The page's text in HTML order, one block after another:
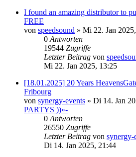
I found an amazing distributor to
FREE
von speedsound » Mi 22. Jan
0 Antworten
19544 Zugriffe
Letzter Beitrag von
Mi 22. Jan 2025, 13:25
[18.01.2025] 20 Years
Fribourg
von synergy-events » Di 14. Jan
PARTYS ))»-
0 Antworten
26550 Zugriffe
Letzter Beitrag von synergy-
Di 14. Jan 2025, 21:44